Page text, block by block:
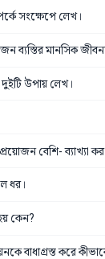
সংক্ষেপে লেখ।
ব্যস্তির মানসিক
উপায় লেখ।
প্রয়োজন বেশি- ব্যাখ্যা
ধর।
কেন?
বাধাগ্রস্ত করে